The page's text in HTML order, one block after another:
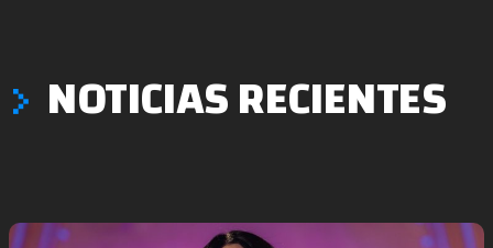
NOTICIAS RECIENTES